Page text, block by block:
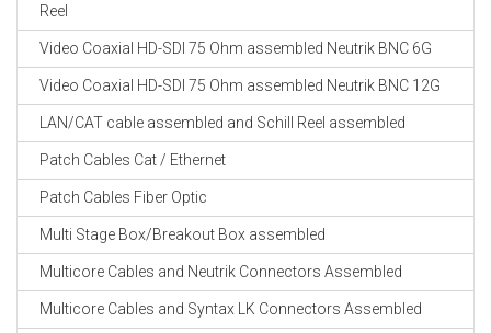
Reel
Video Coaxial HD-SDI 75 Ohm assembled Neutrik BNC 6G
Video Coaxial HD-SDI 75 Ohm assembled Neutrik BNC 12G
LAN/CAT cable assembled and Schill Reel assembled
Patch Cables Cat / Ethernet
Patch Cables Fiber Optic
Multi Stage Box/Breakout Box assembled
Multicore Cables and Neutrik Connectors Assembled
Multicore Cables and Syntax LK Connectors Assembled